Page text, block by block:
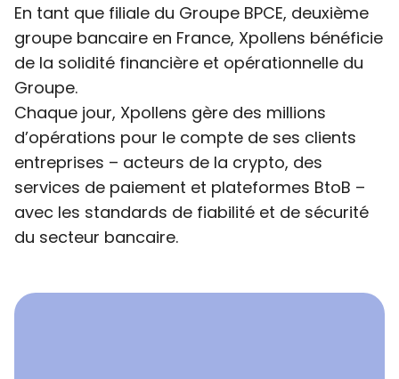
En tant que filiale du Groupe BPCE, deuxième
groupe bancaire en France, Xpollens bénéficie
de la solidité financière et opérationnelle du
Groupe.
Chaque jour, Xpollens gère des millions
d’opérations pour le compte de ses clients
entreprises – acteurs de la crypto, des
services de paiement et plateformes BtoB –
avec les standards de fiabilité et de sécurité
du secteur bancaire.